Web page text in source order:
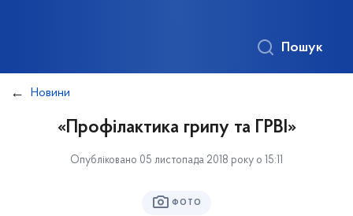
Пошук
Новини
«Профілактика грипу та ГРВІ»
Опубліковано 05 листопада 2018 року о 15:11
ФОТО